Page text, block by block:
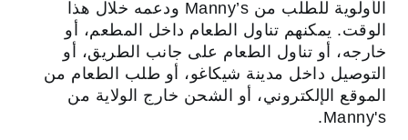
الأولوية للطلب من Manny’s ودعمه خلال هذا
الوقت. يمكنهم تناول الطعام داخل المطعم، أو
خارجه، أو تناول الطعام على جانب الطريق، أو
التوصيل داخل مدينة شيكاغو، أو طلب الطعام من
الموقع الإلكتروني، أو الشحن خارج الولاية من
Manny's.